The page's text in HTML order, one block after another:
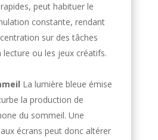
peut habituer le
constante, rendant
sur des tâches
ou les jeux créatifs.
La lumière bleue émise
la production de
du sommeil. Une
écrans peut donc altérer